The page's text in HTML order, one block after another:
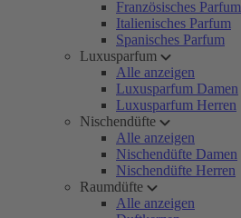
Französisches Parfum
Italienisches Parfum
Spanisches Parfum
Luxusparfum
Alle anzeigen
Luxusparfum Damen
Luxusparfum Herren
Nischendüfte
Alle anzeigen
Nischendüfte Damen
Nischendüfte Herren
Raumdüfte
Alle anzeigen